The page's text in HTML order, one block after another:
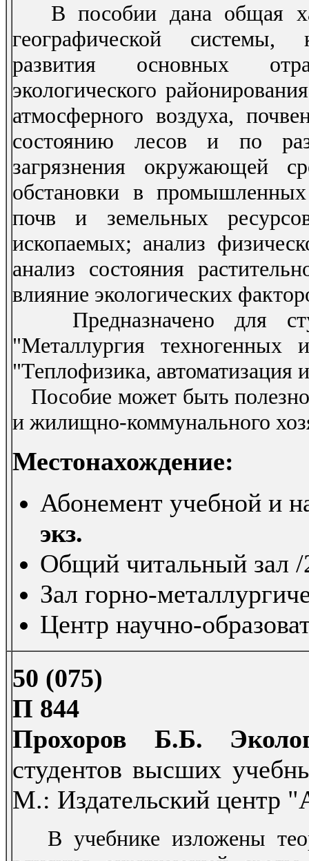
В пособии дана общая
географической системы,
развития основных
экологического
атмосферного воздуха,
состоянию лесов и по
загрязнения окружающей
обстановки в промышленных
почв и земельных
ископаемых; анализ
анализ состояния
влияние экологических
Предназначено для
"Металлургия
"Теплофизика,
Пособие может быть полезно
и жилищно-коммунального
Местонахождение:
Абонемент учебной и
экз.
Общий читальный зал
Зал горно-
Центр научно-
50 (075)
П 844
Прохоров Б.Б.
студентов высших
М.: Издательский центр
В учебнике изложены